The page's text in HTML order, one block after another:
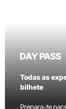
DAY PASS
Todas as
bilhete
Prepara-te